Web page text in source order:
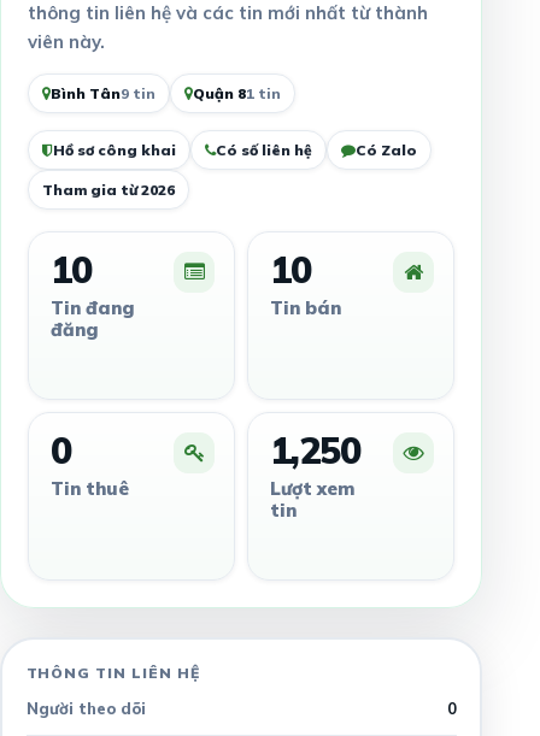
thông tin liên hệ và các tin mới nhất từ thành
viên này.
Bình Tân9 tin Quận 81 tin
Hồ sơ công khai Có số liên hệ Có Zalo
Tham gia từ 2026
10
Tin đang
đăng
10
Tin bán
0
Tin thuê
1,250
Lượt xem
tin
THÔNG TIN LIÊN HỆ
Người theo dõi 0